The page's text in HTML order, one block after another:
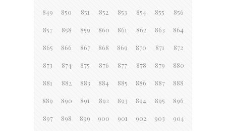
849 850 851 852 853 854 855 856
857 858 859 860 861 862 863 864
865 866 867 868 869 870 871 872
873 874 875 876 877 878 879 880
881 882 883 884 885 886 887 888
889 890 891 892 893 894 895 896
897 898 899 900 901 902 903 904